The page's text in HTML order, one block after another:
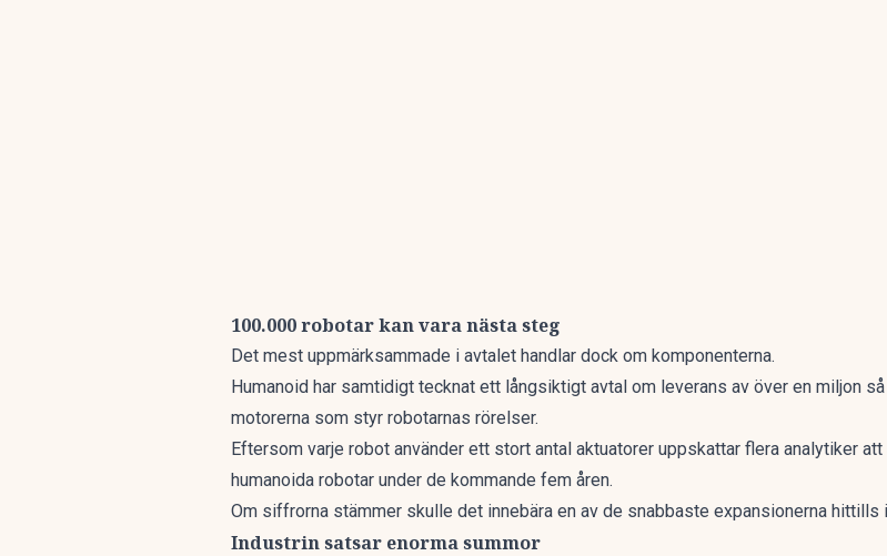
100.000 robotar kan vara nästa steg
Det mest uppmärksammade i avtalet handlar dock om komponenterna.
Humanoid har samtidigt tecknat ett långsiktigt avtal om leverans av över en miljon
motorerna som styr robotarnas rörelser.
Eftersom varje robot använder ett stort antal aktuatorer uppskattar flera analytiker
humanoida robotar under de kommande fem åren.
Om siffrorna stämmer skulle det innebära en av de snabbaste expansionerna hittills
Industrin satsar enorma summor